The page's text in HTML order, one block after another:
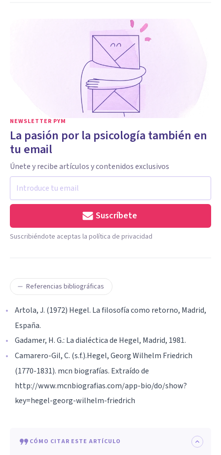
NEWSLETTER PYM
La pasión por la psicología también en
tu email
Únete y recibe artículos y contenidos exclusivos
Suscríbete
Suscribiéndote aceptas la política de privacidad
Referencias bibliográficas
Artola, J. (1972) Hegel. La filosofía como retorno, Madrid,
España.
Gadamer, H. G.: La dialéctica de Hegel, Madrid, 1981.
Camarero-Gil, C. (s.f.).Hegel, Georg Wilhelm Friedrich
(1770-1831). mcn biografías. Extraído de
http://www.mcnbiografias.com/app-bio/do/show?
key=hegel-georg-wilhelm-friedrich
CÓMO CITAR ESTE ARTÍCULO